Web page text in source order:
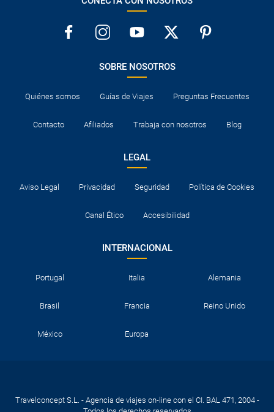
SOBRE NOSOTROS
Quiénes somos Guías de Viajes Preguntas Frecuentes
Contacto Afiliados Trabaja con nosotros Blog
LEGAL
Aviso Legal Privacidad Seguridad Política de Cookies
Canal Ético Accesibilidad
INTERNACIONAL
Portugal Italia Alemania
Brasil Francia Reino Unido
México Europa
Travelconcept S.L. - Agencia de viajes on-line con el CI. BAL 471, 2004 -